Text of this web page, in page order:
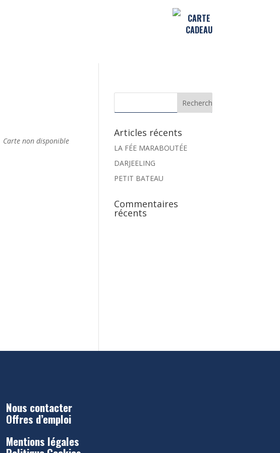
CARTE
CADEAU
Carte non disponible
Articles récents
LA FÉE MARABOUTÉE
DARJEELING
PETIT BATEAU
Commentaires
récents
Nous contacter
Offres d’emploi
Mentions légales